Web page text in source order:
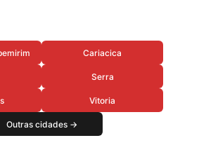
Cariacica
Serra
Vitoria
Outras cidades →